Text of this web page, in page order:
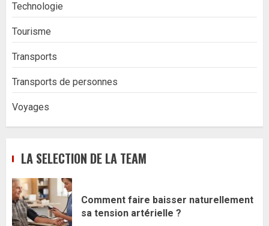
Technologie
Tourisme
Transports
Transports de personnes
Voyages
LA SELECTION DE LA TEAM
Comment faire baisser naturellement
sa tension artérielle ?